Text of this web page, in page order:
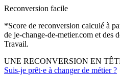
Reconversion facile
*Score de reconversion calculé à
de je-change-de-metier.com et des
Travail.
UNE RECONVERSION EN
Suis-je prêt·e à changer de métier ?